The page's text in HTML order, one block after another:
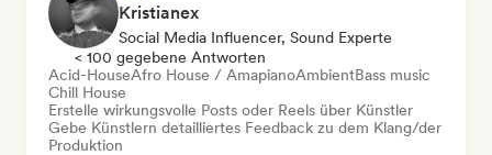
Kristianex
Social Media Influencer, Sound Experte
< 100 gegebene Antworten
Acid-HouseAfro House / AmapianoAmbientBass music
Chill House
Erstelle wirkungsvolle Posts oder Reels über Künstler
Gebe Künstlern detailliertes Feedback zu dem Klang/der
Produktion